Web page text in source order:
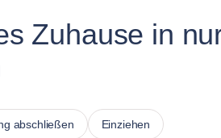
Zuhause in
abschließen Einziehen